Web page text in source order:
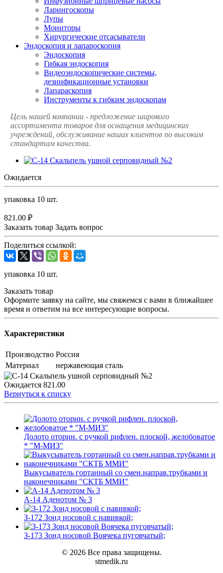
Ларингоскопы
Лупы
Мониторы
Хирургические отсасыватели
Эндоскопия и лапароскопия
Эндоскопия
Гибкая эндоскопия
Видеоэндоскопические системы,
дезинфикационные установки
Лапараскопия
Инструменты к гибким эндоскопам
Цель нашей компании - предложение широкого
ассортимента товаров для оснащения медицинских
учреждений, обслуживание наших клиентов по высоким
стандартам качества.
Ожидается
упаковка 10 шт.
821.00 ₽
Заказать товар Задать вопрос
Поделиться ссылкой:
упаковка 10 шт.
Заказать товар
Оформите заявку на сайте, мы свяжемся с вами в ближайшее
время и ответим на все интересующие вопросы.
Характеристики
Производство Россия
Материал
нержавеющая сталь
Ожидается 821.00
Вернуться к списку
Долото оторин. с ручкой рифлен. плоской, желобоватое
* "М-МИЗ"
Выкусыватель гортанный со смен.направ.трубками и
наконечниками "СКТБ ММИ"
А-14 Аденотом № 3
З-172 Зонд носовой с навивкой;
З-173 Зонд носовой Воячека пуговчатый;
© 2026 Все права защищены.
stmedik.ru